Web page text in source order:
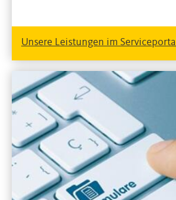
Unsere Leistungen im Serviceportal